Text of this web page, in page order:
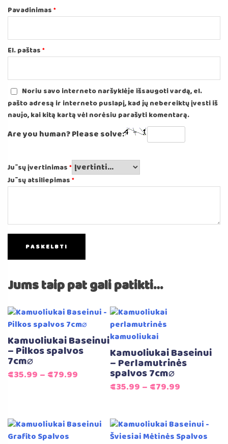
Pavadinimas*
El. paštas*
Noriu savo interneto naršyklėje išsaugoti vardą, el.
pašto adresą ir interneto puslapį, kad jų nebereiktų įvesti iš
naujo, kai kitą kartą vėl norėsiu parašyti komentarą.
Are you human? Please solve:
Jūsų įvertinimas*
Jūsų atsiliepimas*
Jums taip pat gali patikti…
Kamuoliukai Baseinui
– Pilkos spalvos
7cm⌀
€35.99 – €79.99
Kamuoliukai Baseinui
– Perlamutrinės
spalvos 7cm⌀
€35.99 – €79.99